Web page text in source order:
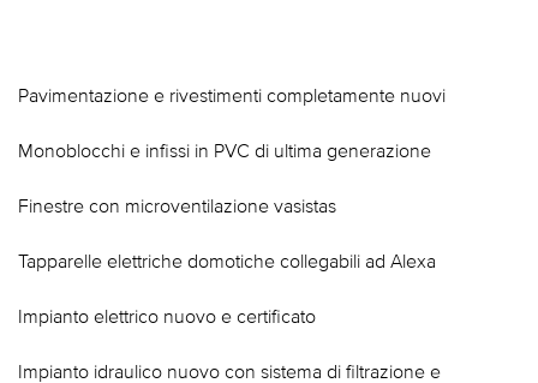
Pavimentazione e rivestimenti completamente nuovi
Monoblocchi e infissi in PVC di ultima generazione
Finestre con microventilazione vasistas
Tapparelle elettriche domotiche collegabili ad Alexa
Impianto elettrico nuovo e certificato
Impianto idraulico nuovo con sistema di filtrazione e